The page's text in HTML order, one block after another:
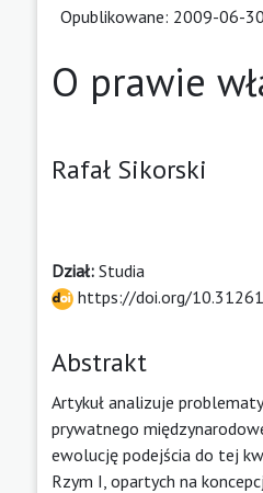
Opublikowane: 2009-06-30
O prawie
Rafał Sikorski
Dział: Studia
https://doi.org/
Abstrakt
Artykuł analizuje
prywatnego
ewolucję podejścia do tej
Rzym I, opartych na